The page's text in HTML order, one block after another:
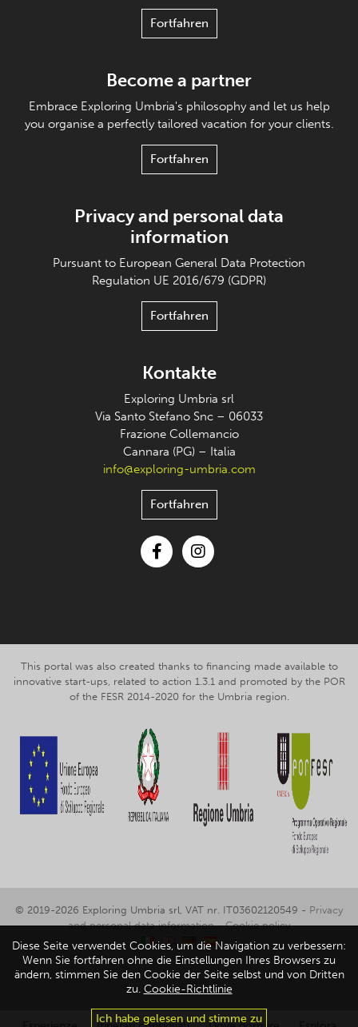
Fortfahren
Become a partner
Embrace Exploring Umbria's philosophy and let us help
you organise a perfectly tailored vacation for your clients.
Fortfahren
Privacy and personal data
information
Pursuant to European General Data Protection
Regulation UE 2016/679 (GDPR)
Fortfahren
Kontakte
Exploring Umbria srl
Via Santo Stefano Snc – 06033
Frazione Collemancio
Cannara (PG) – Italia
info@exploring-umbria.com
Fortfahren
This portal was also created thanks to financing made available to
innovative start-ups, related to action 1.3.1 and promoted by the POR
of the FESR 2014-2020 for the Umbria region.
© 2019-2026 Exploring Umbria srl, VAT nr. IT03602120549 - Privacy
and personal data information-Cookie policy
Diese Seite verwendet Cookies, um die Navigation zu verbessern:
Wenn Sie fortfahren ohne die Einstellungen Ihres Browsers zu
ändern, stimmen Sie den Cookie der Seite selbst und von Dritten
zu. Cookie-Richtlinie
Ich habe gelesen und stimme zu